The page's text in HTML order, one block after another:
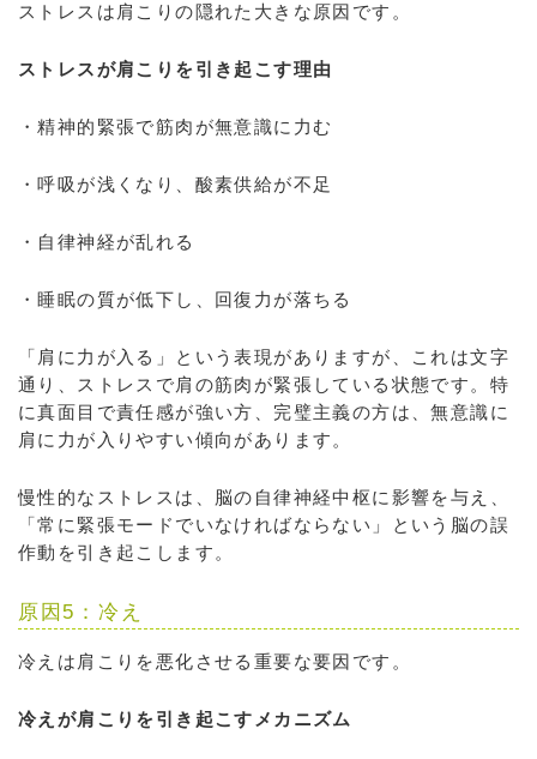
ストレスは肩こりの隠れた大きな原因です。
ストレスが肩こりを引き起こす理由
・精神的緊張で筋肉が無意識に力む
・呼吸が浅くなり、酸素供給が不足
・自律神経が乱れる
・睡眠の質が低下し、回復力が落ちる
「肩に力が入る」という表現がありますが、これは文字
通り、ストレスで肩の筋肉が緊張している状態です。特
に真面目で責任感が強い方、完璧主義の方は、無意識に
肩に力が入りやすい傾向があります。
慢性的なストレスは、脳の自律神経中枢に影響を与え、
「常に緊張モードでいなければならない」という脳の誤
作動を引き起こします。
原因5：冷え
冷えは肩こりを悪化させる重要な要因です。
冷えが肩こりを引き起こすメカニズム